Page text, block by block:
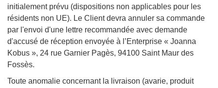
initialement prévu (dispositions non applicables pour les
résidents non UE). Le Client devra annuler sa commande
par l'envoi d'une lettre recommandée avec demande
d'accusé de réception envoyée à l’Enterprise « Joanna
Kobus », 24 rue Garnier Pagès, 94100 Saint Maur des
Fossès.
Toute anomalie concernant la livraison (avarie, produit